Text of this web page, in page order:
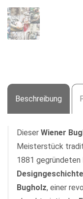
Beschreibung
Dieser Wiener
Meisterstück
1881 gegründeten
Designgeschichte
Bugholz, einer